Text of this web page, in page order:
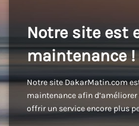
Notre site est
maintenance !
Notre site DakarMatin.com
maintenance afin
offrir un service encore plus